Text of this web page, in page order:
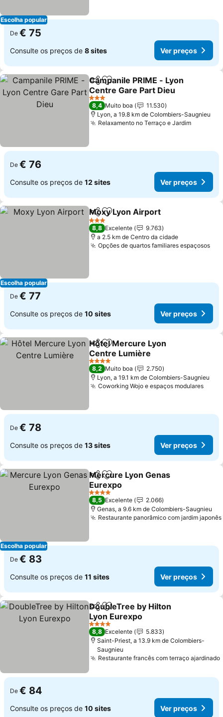
Escolha popular
De € 75
Consulte os preços de 8 sites Ver preços
PartilharAdicionar aos favoritos
Campanile PRIME - Lyon
Centre Gare Part Dieu
3 Estrelas
8,4 Muito boa
11.530
Lyon, a 19.8 km de Colombiers-Saugnieu
Relaxamento no Terraço e Jardim
De € 76
Consulte os preços de 12 sites Ver preços
Escolha popular
PartilharAdicionar aos favoritos
Moxy Lyon Airport
3 Estrelas
8,8 Excelente
9.763
a 2.5 km de Centro da cidade
Opções de quartos familiares espaçosos
De € 77
Consulte os preços de 10 sites Ver preços
PartilharAdicionar aos favoritos
Hôtel Mercure Lyon
Centre Lumière
4 Estrelas
8,2 Muito boa
2.750
Lyon, a 19.1 km de Colombiers-Saugnieu
Coworking Wojo e espaços modulares
De € 78
Consulte os preços de 13 sites Ver preços
Escolha popular
PartilharAdicionar aos favoritos
Mercure Lyon Genas
Eurexpo
4 Estrelas
8,5 Excelente
2.066
Genas, a 9.6 km de Colombiers-Saugnieu
Restaurante panorâmico com jardim japonês
De € 83
Consulte os preços de 11 sites Ver preços
PartilharAdicionar aos favoritos
DoubleTree by Hilton
Lyon Eurexpo
4 Estrelas
8,8 Excelente
5.833
Saint-Priest, a 13.9 km de Colombiers-
Saugnieu
Restaurante francês com terraço ajardinado
De € 84
Consulte os preços de 10 sites Ver preços